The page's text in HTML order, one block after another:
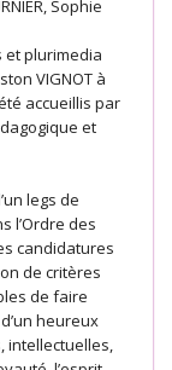
Sophie
et plurimedia
VIGNOT à
accueillis par
et
legs de
l’Ordre des
candidatures
de critères
de faire
heureux
intellectuelles,